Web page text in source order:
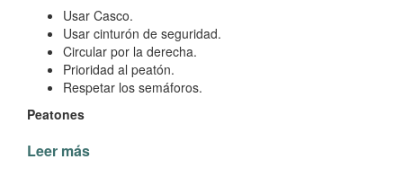
Usar Casco.
Usar cinturón de seguridad.
Circular por la derecha.
Prioridad al peatón.
Respetar los semáforos.
Peatones
Leer más